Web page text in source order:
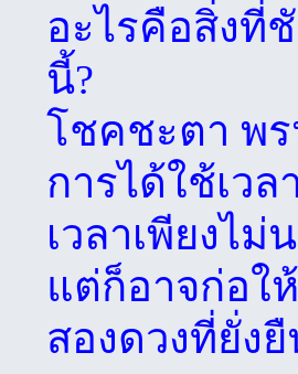
อะไรคือสิ่งที่
นี้?
โชคชะตา พ
การได้ใช้เว
เวลาเพียงไม่
แต่ก็อาจก่อใ
สองดวงที่ยั่ง